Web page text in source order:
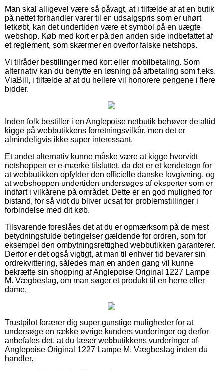
Man skal alligevel være så påvagt, at i tilfælde af at en butik
på nettet forhandler varer til en udsalgspris som er uhørt
letkøbt, kan det undertiden være et symbol på en uægte
webshop. Køb med kort er på den anden side indbefattet af
et reglement, som skærmer en overfor falske netshops.
Vi tilråder bestillinger med kort eller mobilbetaling. Som
alternativ kan du benytte en løsning på afbetaling som f.eks.
ViaBill, i tilfælde af at du hellere vil honorere pengene i flere
bidder.
Inden folk bestiller i en Anglepoise netbutik behøver de altid
kigge på webbutikkens forretningsvilkår, men det er
almindeligvis ikke super interessant.
Et andet alternativ kunne måske være at kigge hvorvidt
netshoppen er e-mærke tilsluttet, da det er et kendetegn for
at webbutikken opfylder den officielle danske lovgivning, og
at webshoppen undertiden undersøges af eksperter som er
indført i vilkårene på området. Dette er en god mulighed for
bistand, for så vidt du bliver udsat for problemstillinger i
forbindelse med dit køb.
Tilsvarende foreslåes det at du er opmærksom på de mest
betydningsfulde betingelser gældende for ordren, som for
eksempel den ombytningsrettighed webbutikken garanterer.
Derfor er det også vigtigt, at man til enhver tid bevarer sin
ordrekvittering, således man en anden gang vil kunne
bekræfte sin shopping af Anglepoise Original 1227 Lampe
M. Vægbeslag, om man søger et produkt til en herre eller
dame.
Trustpilot forærer dig super gunstige muligheder for at
undersøge en række øvrige kunders vurderinger og derfor
anbefales det, at du læser webbutikkens vurderinger af
Anglepoise Original 1227 Lampe M. Vægbeslag inden du
handler.